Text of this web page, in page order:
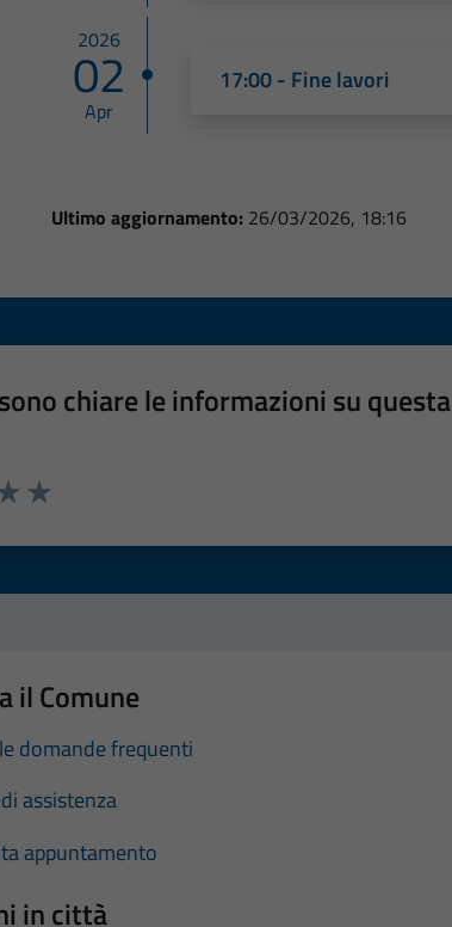
2026
02
Apr
17:00 - Fine lavori
Ultimo aggiornamento: 26/03/2026, 18:16
chiare le informazioni su questa
il Comune
domande frequenti
assistenza
appuntamento
in città